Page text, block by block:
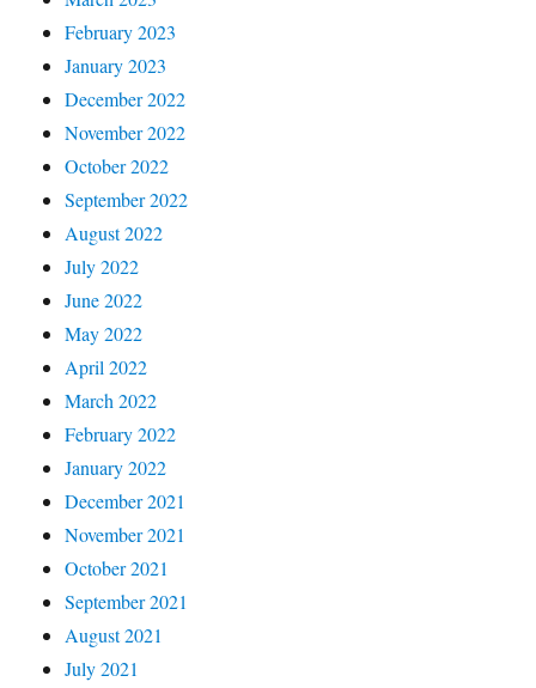
February 2023
January 2023
December 2022
November 2022
October 2022
September 2022
August 2022
July 2022
June 2022
May 2022
April 2022
March 2022
February 2022
January 2022
December 2021
November 2021
October 2021
September 2021
August 2021
July 2021